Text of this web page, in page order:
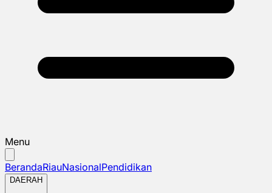
Menu
BerandaRiauNasionalPendidikan
DAERAH